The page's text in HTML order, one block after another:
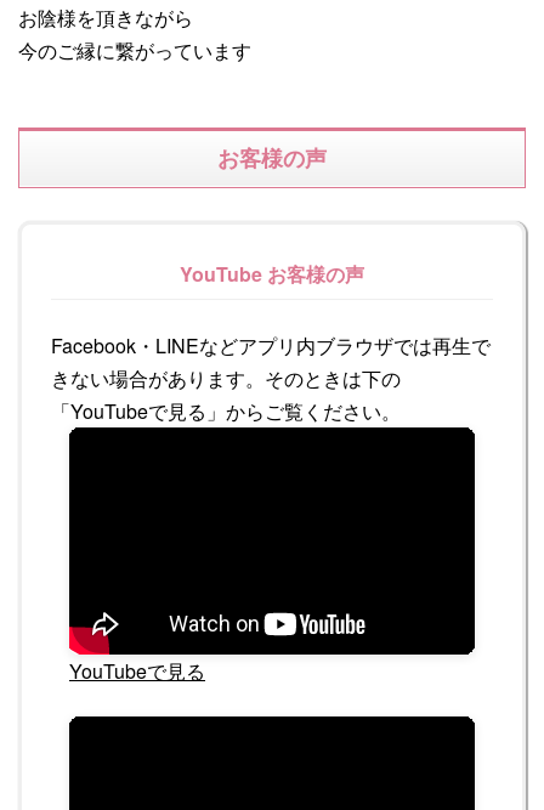
お陰様を頂きながら
今のご縁に繋がっています
お客様の声
YouTube お客様の声
Facebook・LINEなどアプリ内ブラウザでは再生で
きない場合があります。そのときは下の
「YouTubeで見る」からご覧ください。
YouTubeで見る